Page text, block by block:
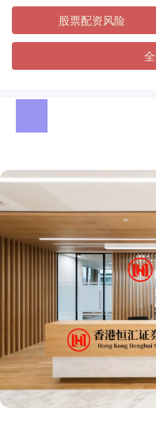
股票配资风险